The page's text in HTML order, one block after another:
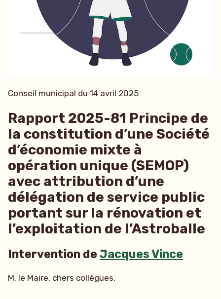
Conseil municipal du 14 avril 2025
Rapport 2025-81 Principe de
la constitution d’une Société
d’économie mixte à
opération unique (SEMOP)
avec attribution d’une
délégation de service public
portant sur la rénovation et
l’exploitation de l’Astroballe
Intervention de Jacques Vince
M. le Maire, chers collègues,